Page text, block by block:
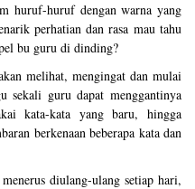
huruf-huruf dengan warna yang
perhatian dan rasa mau tahu
bu guru di dinding?
melihat, mengingat dan mulai
sekali guru dapat menggantinya
kata-kata yang baru, hingga
berkenaan beberapa kata dan
diulang-ulang setiap hari,